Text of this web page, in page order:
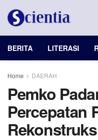
BERITA LITERASI
Home DAERAH
Pemko
Percepatan